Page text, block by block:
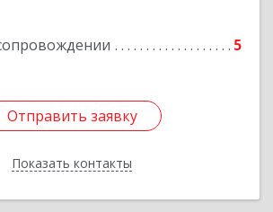
5
Отправить заявку
Показать контакты
Отправить заявку
Назад